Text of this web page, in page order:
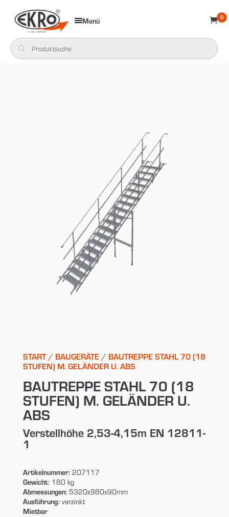
Menü  0
START/ BAUGERÄTE/ BAUTREPPE STAHL 70 (18
STUFEN) M. GELÄNDER U. ABS
BAUTREPPE STAHL 70 (18
STUFEN) M. GELÄNDER U.
ABS
Verstellhöhe 2,53-4,15m EN 12811-
1
Artikelnummer:207117
Gewicht:180 kg
Abmessungen:5320x980x90mm
Ausführung:verzinkt
Mietbar